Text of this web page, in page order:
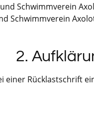
Schwimmverein
Schwimmverein
2.
Rücklastschrift